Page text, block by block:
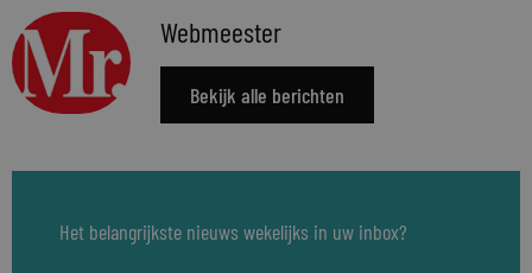
Webmeester
Bekijk alle berichten
Het belangrijkste nieuws wekelijks in uw inbox?